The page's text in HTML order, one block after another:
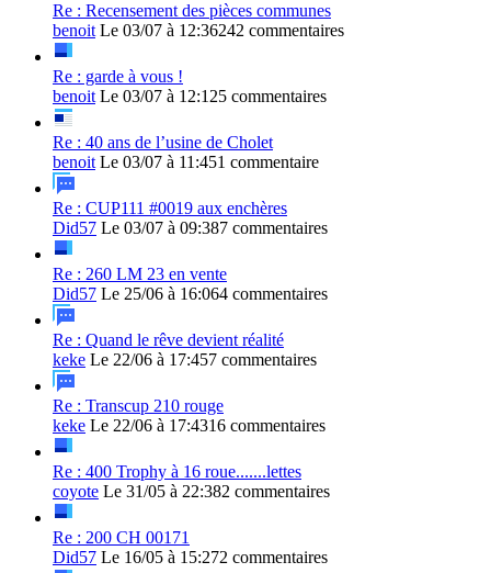
Re : Recensement des pièces communes
benoit Le 03/07 à 12:36242 commentaires
Re : garde à vous !
benoit Le 03/07 à 12:125 commentaires
Re : 40 ans de l’usine de Cholet
benoit Le 03/07 à 11:451 commentaire
Re : CUP111 #0019 aux enchères
Did57 Le 03/07 à 09:387 commentaires
Re : 260 LM 23 en vente
Did57 Le 25/06 à 16:064 commentaires
Re : Quand le rêve devient réalité
keke Le 22/06 à 17:457 commentaires
Re : Transcup 210 rouge
keke Le 22/06 à 17:4316 commentaires
Re : 400 Trophy à 16 roue.......lettes
coyote Le 31/05 à 22:382 commentaires
Re : 200 CH 00171
Did57 Le 16/05 à 15:272 commentaires